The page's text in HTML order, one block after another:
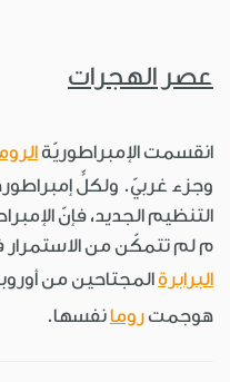
عصر الهجرات
انقسمت الإمبراطوريّة
وجزء غربيّ. ولكلٍّ
م لم تتمكّن من الاستمرار
البرابرة المجتاحين من
هوجمت رومانفسها.